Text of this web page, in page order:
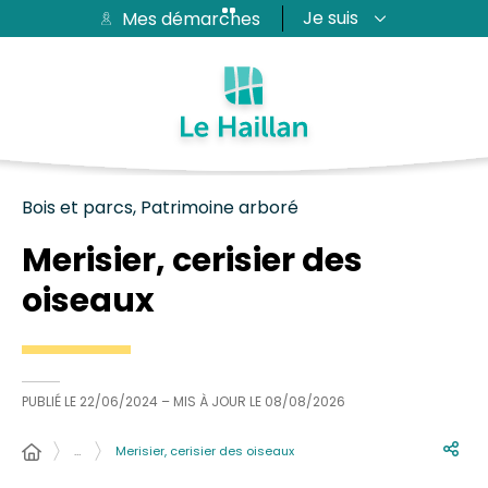
Aide et accessibilité
Passer au menu
Passer au contenuMes démarches Je suis
Bois et parcs, Patrimoine arboré
Merisier, cerisier des
oiseaux
PUBLIÉ LE 22/06/2024 – MIS À JOUR LE 08/08/2026
… Merisier, cerisier des oiseaux